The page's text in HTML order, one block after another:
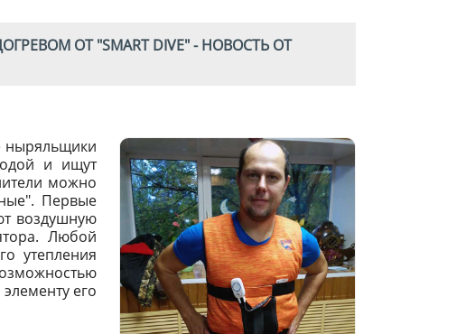
ОТ "SMART DIVE" - НОВОСТЬ ОТ
ныряльщики
и ищут
можно
Первые
воздушную
Любой
утепления
его